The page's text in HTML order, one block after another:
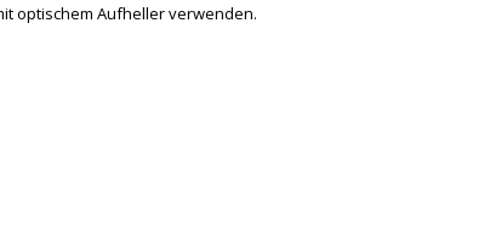
optischem Aufheller verwenden.